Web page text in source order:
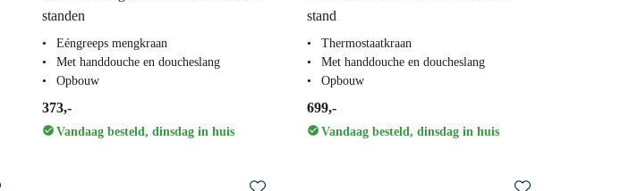
standen
Eéngreeps mengkraan
Met handdouche en doucheslang
Opbouw
373,-
Vandaag besteld, dinsdag in huis
stand
Thermostaatkraan
Met handdouche en doucheslang
Opbouw
699,-
Vandaag besteld, dinsdag in huis